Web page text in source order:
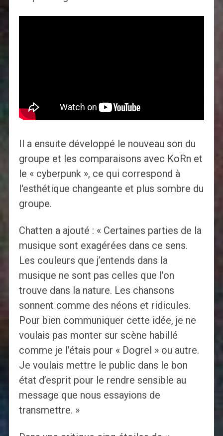
Il a ensuite développé le nouveau son du
groupe et les comparaisons avec KoRn et
le « cyberpunk », ce qui correspond à
l'esthétique changeante et plus sombre du
groupe.
Chatten a ajouté : « Certaines parties de la
musique sont exagérées dans ce sens.
Les couleurs que j’entends dans la
musique ne sont pas celles que l’on
trouve dans la nature. Les chansons
sonnent comme des néons et ridicules.
Pour bien communiquer cette idée, je ne
voulais pas monter sur scène habillé
comme je l’étais pour « Dogrel » ou autre.
Je voulais mettre le public dans le bon
état d’esprit pour le rendre sensible au
message que nous essayions de
transmettre. »